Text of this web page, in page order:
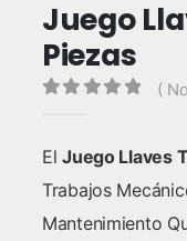
Juego
Piezas
(
ElJuego Llaves
Trabajos
Mantenimiento